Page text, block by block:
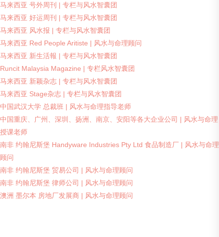
马来西亚 号外周刊 | 专栏与风水智囊团
马来西亚 好运周刊 | 专栏与风水智囊团
马来西亚 风水报 | 专栏与风水智囊团
马来西亚 Red People Aritiste | 风水与命理顾问
马来西亚 新生活報 | 专栏与风水智囊团
Runcit Malaysia Magazine | 专栏风水智囊团
马来西亚 新颖杂志 | 专栏与风水智囊团
马来西亚 Stage杂志 | 专栏与风水智囊团
中国武汉大学 总裁班 | 风水与命理指导老师
中国重庆、广州、深圳、扬洲、南京、安阳等各大企业公司 | 风水与命理
授课老师
南非 约翰尼斯堡 Handyware Industries Pty Ltd 食品制造厂 | 风水与命理
顾问
南非 约翰尼斯堡 贸易公司 | 风水与命理顾问
南非 约翰尼斯堡 律师公司 | 风水与命理顾问
澳洲 墨尔本 房地厂发展商 | 风水与命理顾问